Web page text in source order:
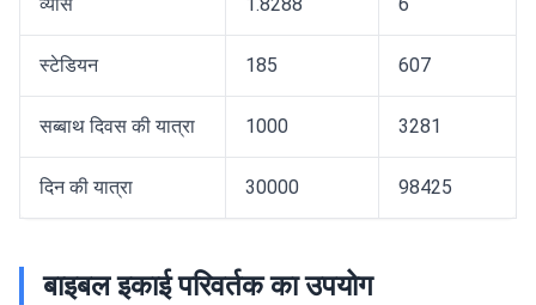
स्टेडियन 185 607
सब्बाथ दिवस की यात्रा 1000 3281
दिन की यात्रा 30000 98425
बाइबल इकाई परिवर्तक का उपयोग